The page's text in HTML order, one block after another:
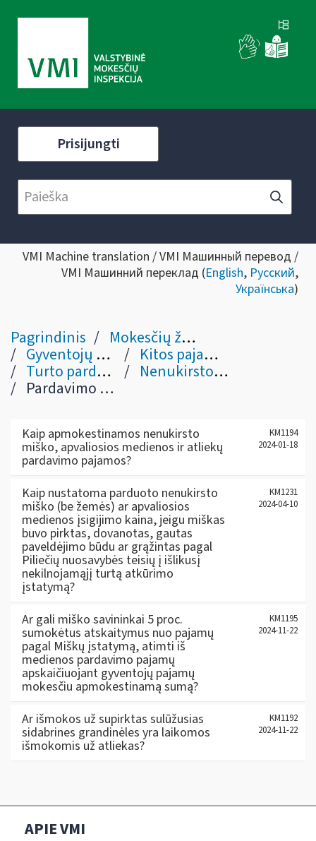
Prisijungti
VMI Machine translation / VMI Машинный перевод /
VMI Машинний переклад (English, Русский,
Українська)
Pagrindinis Mokesčių žinynas
Gyventojų pajamų mokestis Kitos pajamos / išmokos (pagal abėcėlę)
Turto pardavimo pajamos Nenukirsto miško, apvalios medienos, atliekų
Pardavimo pajamų apskaičiavimas
Kaip apmokestinamos nenukirsto
miško, apvaliosios medienos ir atliekų
pardavimo pajamos?
KM1194
2024-01-18
Kaip nustatoma parduoto nenukirsto
miško (be žemės) ar apvaliosios
medienos įsigijimo kaina, jeigu miškas
buvo pirktas, dovanotas, gautas
paveldėjimo būdu ar grąžintas pagal
Piliečių nuosavybės teisių į išlikusį
nekilnojamąjį turtą atkūrimo
įstatymą?
KM1231
2024-04-10
Ar gali miško savininkai 5 proc.
sumokėtus atskaitymus nuo pajamų
pagal Miškų įstatymą, atimti iš
medienos pardavimo pajamų
apskaičiuojant gyventojų pajamų
mokesčiu apmokestinamą sumą?
KM1195
2024-11-22
Ar išmokos už supirktas sulūžusias
sidabrines grandinėles yra laikomos
išmokomis už atliekas?
KM1192
2024-11-22
APIE VMI